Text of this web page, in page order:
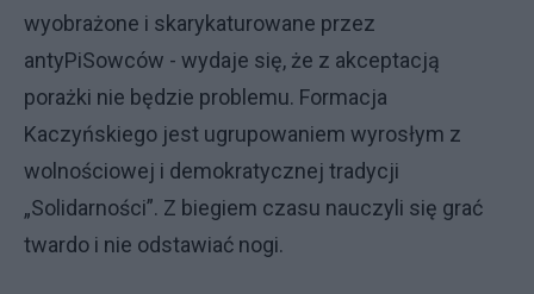
wyobrażone i skarykaturowane przez
antyPiSowców - wydaje się, że z akceptacją
porażki nie będzie problemu. Formacja
Kaczyńskiego jest ugrupowaniem wyrosłym z
wolnościowej i demokratycznej tradycji
„Solidarności”. Z biegiem czasu nauczyli się grać
twardo i nie odstawiać nogi.